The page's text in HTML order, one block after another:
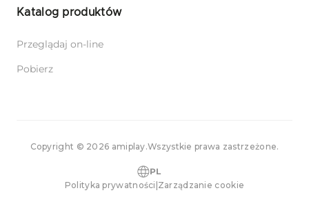
Katalog produktów
Przeglądaj on-line
Pobierz
Copyright © 2026 amiplay.Wszystkie prawa zastrzeżone.
PL
Polityka prywatności Zarządzanie cookie